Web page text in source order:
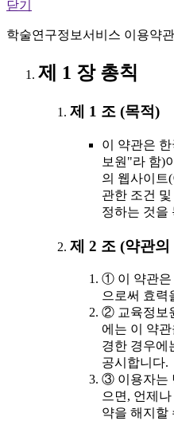
닫기
학술연구정보서비스 이용약
제 1 장 총칙
제 1 조 (목적)
이 약관은
보원"라 함)
의 웹사이트
관한 조건
정하는 것을
제 2 조 (약관
① 이 약관은
으로써 효력
② 교육정보
에는 이 약
경한 경우에
공시합니다.
③ 이용자는
으면, 언제
약을 해지할